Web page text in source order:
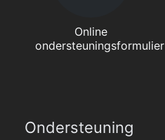
Online
ondersteuningsformulier
Ondersteuning